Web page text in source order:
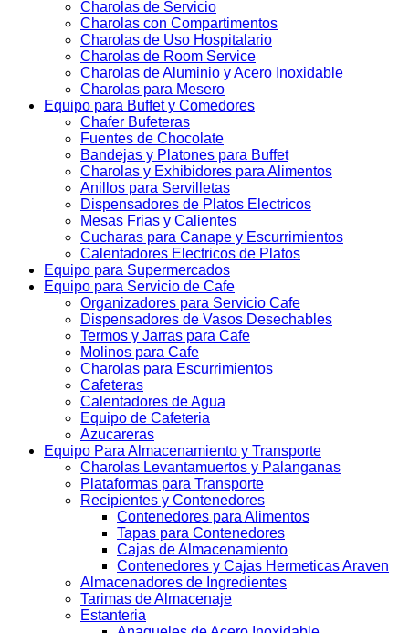
Charolas de Servicio
Charolas con Compartimentos
Charolas de Uso Hospitalario
Charolas de Room Service
Charolas de Aluminio y Acero Inoxidable
Charolas para Mesero
Equipo para Buffet y Comedores
Chafer Bufeteras
Fuentes de Chocolate
Bandejas y Platones para Buffet
Charolas y Exhibidores para Alimentos
Anillos para Servilletas
Dispensadores de Platos Electricos
Mesas Frias y Calientes
Cucharas para Canape y Escurrimientos
Calentadores Electricos de Platos
Equipo para Supermercados
Equipo para Servicio de Cafe
Organizadores para Servicio Cafe
Dispensadores de Vasos Desechables
Termos y Jarras para Cafe
Molinos para Cafe
Charolas para Escurrimientos
Cafeteras
Calentadores de Agua
Equipo de Cafeteria
Azucareras
Equipo Para Almacenamiento y Transporte
Charolas Levantamuertos y Palanganas
Plataformas para Transporte
Recipientes y Contenedores
Contenedores para Alimentos
Tapas para Contenedores
Cajas de Almacenamiento
Contenedores y Cajas Hermeticas Araven
Almacenadores de Ingredientes
Tarimas de Almacenaje
Estanteria